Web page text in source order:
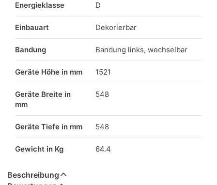
Energieklasse D
Einbauart Dekorierbar
Bandung Bandung links, wechselbar
Geräte Höhe in mm 1521
Geräte Breite in
mm
548
Geräte Tiefe in mm 548
Gewicht in Kg 64.4
Beschreibung